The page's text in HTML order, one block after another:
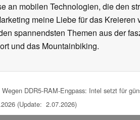
an mobilen Technologien, die den
meine Liebe für das
spannendsten Themen aus der
und das Mountainbiking.
DDR5-RAM-Engpass: Intel setzt für
(Update: 2.07.2026)